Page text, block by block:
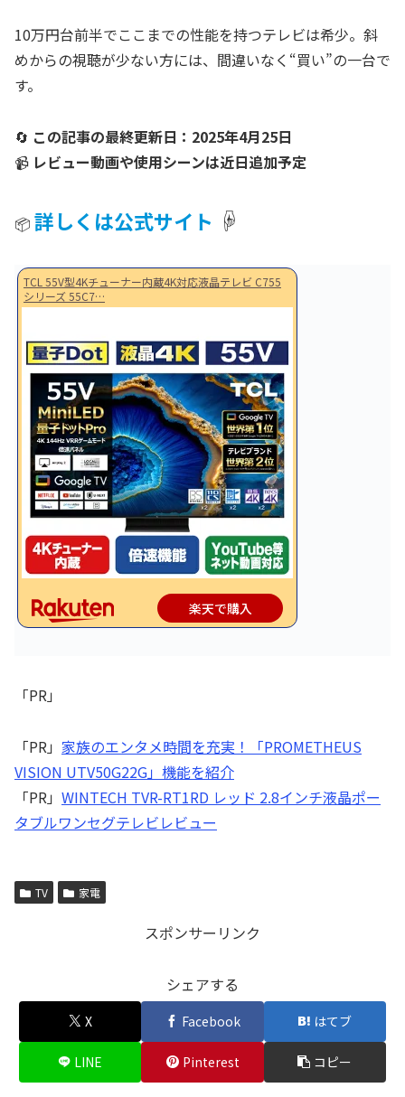
10万円台前半でここまでの性能を持つテレビは希少。斜
めからの視聴が少ない方には、間違いなく“買い”の一台で
す。
🔄 この記事の最終更新日：2025年4月25日
📹 レビュー動画や使用シーンは近日追加予定
📦 詳しくは公式サイト ☟
TCL 55V型4Kチューナー内蔵4K対応液晶テレビ C755
シリーズ 55C7…
楽天で購入
「PR」
「PR」 家族のエンタメ時間を充実！「PROMETHEUS
VISION UTV50G22G」機能を紹介
「PR」 WINTECH TVR-RT1RD レッド 2.8インチ液晶ポー
タブルワンセグテレビレビュー
TV 家電
スポンサーリンク
シェアする
X Facebook はてブ
LINE Pinterest コピー